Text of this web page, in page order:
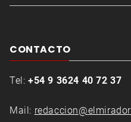
CONTACTO
Tel: +54 9 3624 40 72 37
Mail: